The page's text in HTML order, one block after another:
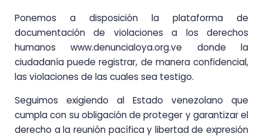
Ponemos a disposición la plataforma de
documentación de violaciones a los derechos
humanos www.denuncialoya.org.ve donde la
ciudadanía puede registrar, de manera confidencial,
las violaciones de las cuales sea testigo.
Seguimos exigiendo al Estado venezolano que
cumpla con su obligación de proteger y garantizar el
derecho a la reunión pacífica y libertad de expresión